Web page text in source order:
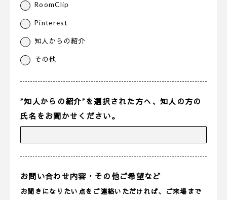
RoomClip
Pinterest
知人からの紹介
その他
”知人からの紹介”を選択された方へ、知人の方の
氏名をお聞かせください。
お問い合わせ内容・その他ご希望など
お聞きになりたい点をご連絡いただければ、ご来場まで